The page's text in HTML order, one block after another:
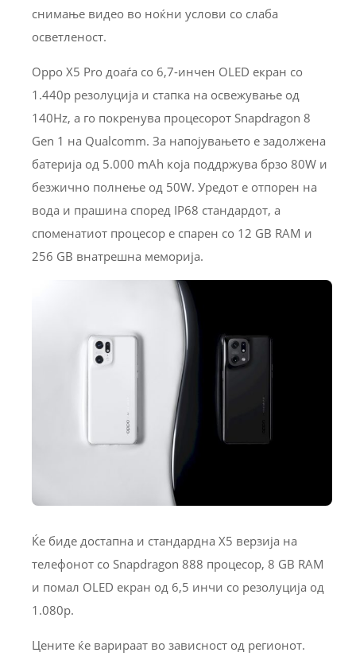
снимање видео во ноќни услови со слаба
осветленост.
Oppo X5 Pro доаѓа со 6,7-инчен OLED екран со
1.440p резолуција и стапка на освежување од
140Hz, а го покренува процесорот Snapdragon 8
Gen 1 на Qualcomm. За напојувањето е задолжена
батерија од 5.000 mAh која поддржува брзо 80W и
безжично полнење од 50W. Уредот е отпорен на
вода и прашина според IP68 стандардот, а
споменатиот процесор е спарен со 12 GB RAM и
256 GB внатрешна меморија.
Ќе биде достапна и стандардна X5 верзија на
телефонот со Snapdragon 888 процесор, 8 GB RAM
и помал OLED екран од 6,5 инчи со резолуција од
1.080p.
Цените ќе варираат во зависност од регионот.